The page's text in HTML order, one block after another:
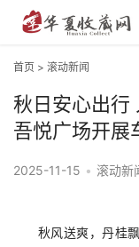
首页 > 滚动新闻
秋日安心出行
吾悦广场开展
2025-11-15 • 滚动新
秋风送爽，丹桂